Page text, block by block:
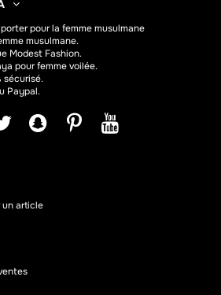
pour la femme musulmane
musulmane.
Modest Fashion.
pour femme voilée.
sécurisé.
Paypal.
un article